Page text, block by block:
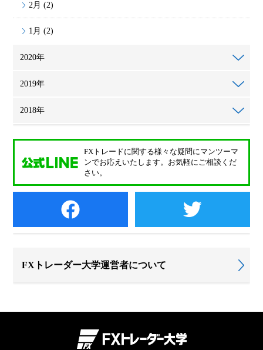
2月 (2)
1月 (2)
2020年
2019年
2018年
FXトレードに関する様々な疑問にマンツーマ
ンでお応えいたします。 お気軽にご相談くだ
さい。
FXトレーダー大学運営者について